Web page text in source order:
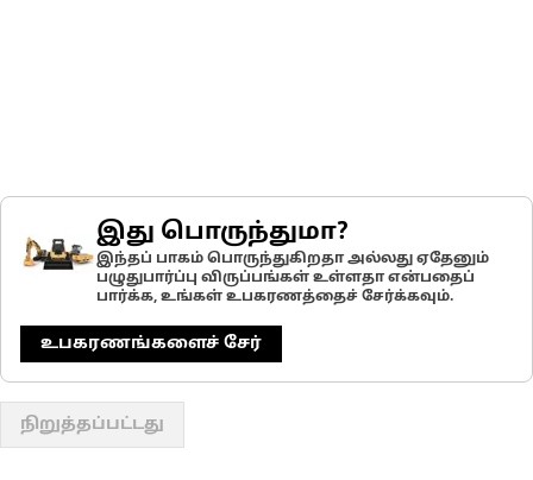
இது பொருந்துமா?
இந்தப் பாகம் பொருந்துகிறதா அல்லது ஏதேனும்
பழுதுபார்ப்பு விருப்பங்கள் உள்ளதா என்பதைப்
பார்க்க, உங்கள் உபகரணத்தைச் சேர்க்கவும்.
உபகரணங்களைச் சேர்
நிறுத்தப்பட்டது